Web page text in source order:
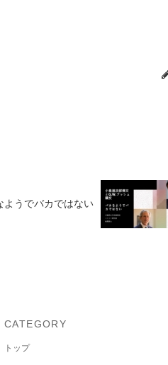
ようでバカではない
CATEGORY
トップ